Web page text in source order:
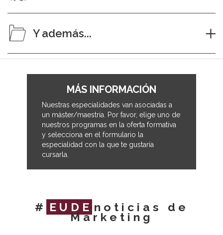
Y además...
MÁS INFORMACIÓN
Nuestras especialidades van asociadas a
un máster/maestría. Por favor, elige uno de
nuestros programas en la oferta formativa
y selecciona en el formulario la
especialidad con la que te gustaría
cursarla.
# EUDE noticias de
Marketing